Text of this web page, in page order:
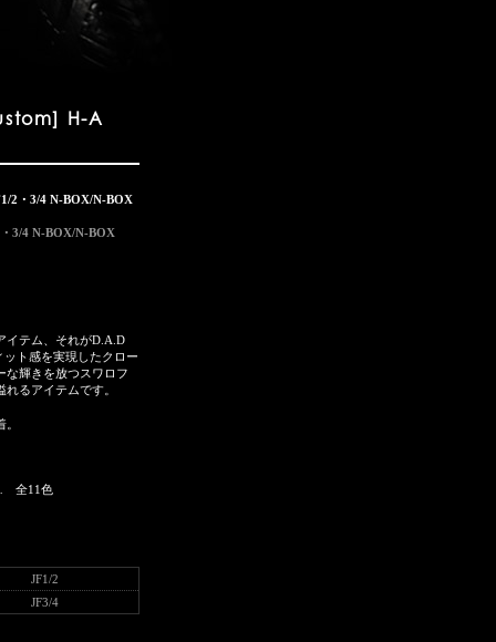
H-A
2・3/4 N-BOX/N-BOX
3/4 N-BOX/N-BOX
イテム、それがD.A.D
ト感を実現したクロー
な輝きを放つスワロフ
るアイテムです。
全11色
JF1/2
JF3/4